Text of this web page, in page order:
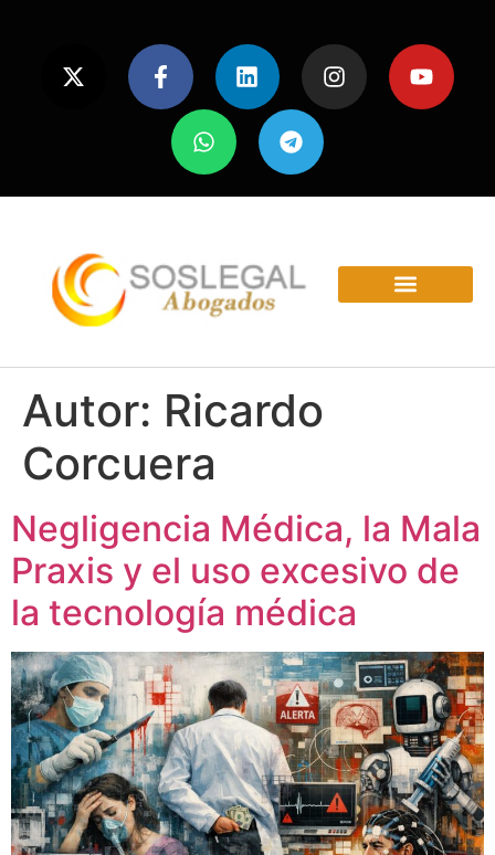
Autor: Ricardo
Corcuera
Negligencia Médica, la Mala
Praxis y el uso excesivo de
la tecnología médica